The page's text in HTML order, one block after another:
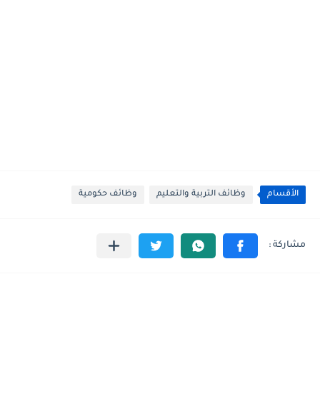
الأقسام وظائف التربية والتعليم وظائف حكومية